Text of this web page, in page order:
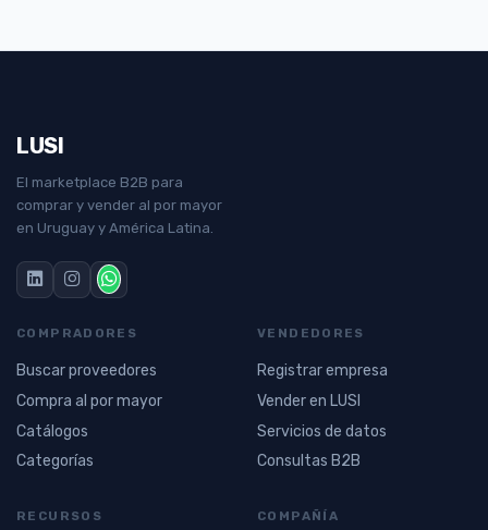
LUSI
El marketplace B2B para
comprar y vender al por mayor
en Uruguay y América Latina.
COMPRADORES
Buscar proveedores
Compra al por mayor
Catálogos
Categorías
VENDEDORES
Registrar empresa
Vender en LUSI
Servicios de datos
Consultas B2B
RECURSOS COMPAÑÍA